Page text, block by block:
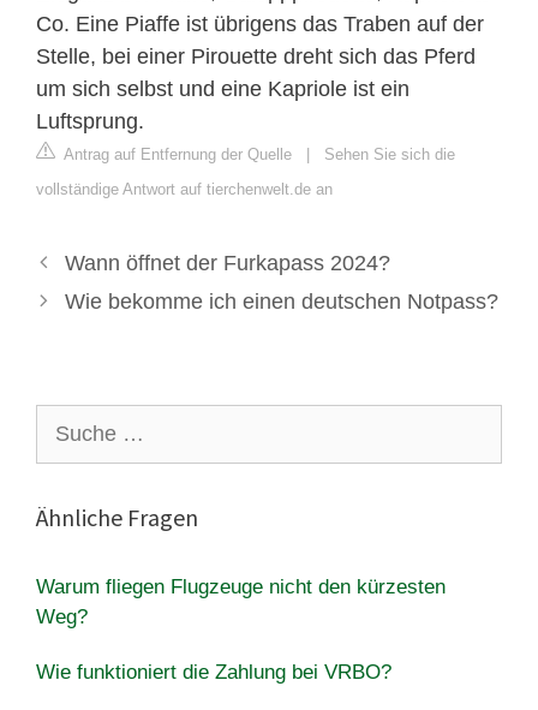
Co. Eine Piaffe ist übrigens das Traben auf der
Stelle, bei einer Pirouette dreht sich das Pferd
um sich selbst und eine Kapriole ist ein
Luftsprung.
Antrag auf Entfernung der Quelle | Sehen Sie sich die
vollständige Antwort auf tierchenwelt.de an
Wann öffnet der Furkapass 2024?
Wie bekomme ich einen deutschen Notpass?
nach:
Ähnliche Fragen
Warum fliegen Flugzeuge nicht den kürzesten
Weg?
Wie funktioniert die Zahlung bei VRBO?